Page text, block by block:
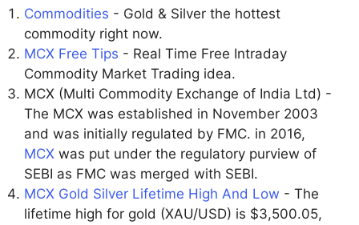
Commodities - Gold & Silver the hottest
commodity right now.
MCX Free Tips - Real Time Free Intraday
Commodity Market Trading idea.
MCX (Multi Commodity Exchange of India Ltd) -
The MCX was established in November 2003
and was initially regulated by FMC. in 2016,
MCX was put under the regulatory purview of
SEBI as FMC was merged with SEBI.
MCX Gold Silver Lifetime High And Low - The
lifetime high for gold (XAU/USD) is $3,500.05,